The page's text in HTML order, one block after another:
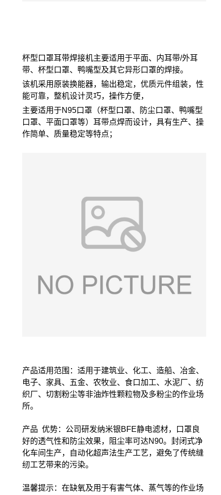
杯型口罩耳带焊接机主要适用于平面、内耳带/外耳
带、杯型口罩、鸭嘴型及其它异形口罩的焊接。
该机采用原装换能器，输出稳定，优质元件组装，性
能可靠，整机设计灵巧，操作方便，
主要适用于N95口罩（杯型口罩、防尘口罩、鸭嘴型
口罩、平面口罩等）耳带点焊而设计，具有生产、操
作简单、质量稳定等特点；
产品适用范围：适用于建筑业、化工、造船、冶金、
电子、家具、五金、农牧业、食口加工、水泥厂、纺
织厂、切割粉尘等非油炸性颗粒物及多粉尘的作业场
所。
产品 优势：公司研发纳米银BFE静电滤材，口罩良
好的透气性和防尘效果，阻尘率可达N90。封闭式净
化车间生产，自动化超声法生产工艺，避免了传统缝
纫工艺带来的污染。
温馨提示：在缺氧及用于有害气体、蒸气等的作业场